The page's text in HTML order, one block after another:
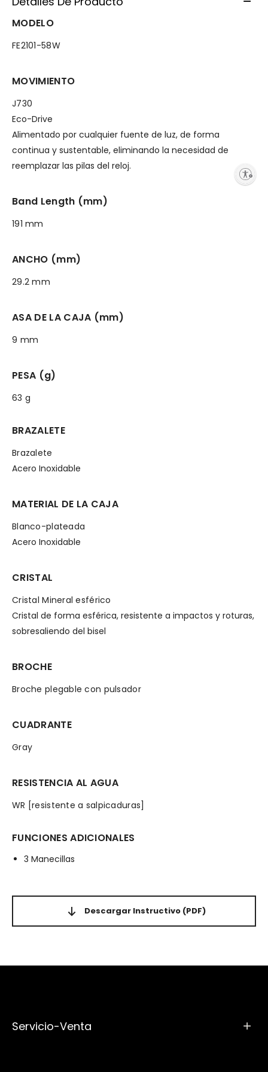
Enable accessibility
MODELO
FE2101-58W
MOVIMIENTO
J730
Eco-Drive
Alimentado por cualquier fuente de luz, de forma
continua y sustentable, eliminando la necesidad de
reemplazar las pilas del reloj.
Band Length (mm)
191 mm
ANCHO (mm)
29.2 mm
ASA DE LA CAJA (mm)
9 mm
PESA (g)
63 g
BRAZALETE
Brazalete
Acero Inoxidable
MATERIAL DE LA CAJA
Blanco-plateada
Acero Inoxidable
CRISTAL
Cristal Mineral esférico
Cristal de forma esférica, resistente a impactos y roturas,
sobresaliendo del bisel
BROCHE
Broche plegable con pulsador
CUADRANTE
Gray
RESISTENCIA AL AGUA
WR [resistente a salpicaduras]
FUNCIONES ADICIONALES
3 Manecillas
Descargar Instructivo (PDF)
Servicio-Venta